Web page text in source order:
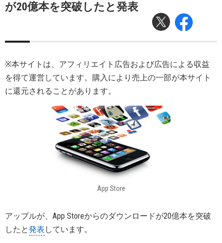
が20億本を突破したと発表
※本サイトは、アフィリエイト広告および広告による収益
を得て運営しています。購入により売上の一部が本サイト
に還元されることがあります。
App Store
アップルが、App Storeからのダウンロードが20億本を突破
したと発表 しています。